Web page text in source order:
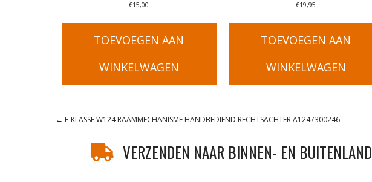
€15,00
TOEVOEGEN AAN
WINKELWAGEN
€19,95
TOEVOEGEN AAN
WINKELWAGEN
Posts
navigation
← E-KLASSE W124 RAAMMECHANISME HANDBEDIEND RECHTSACHTER A1247300246
VERZENDEN NAAR BINNEN- EN BUITENLAND